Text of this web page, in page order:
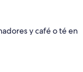
y café o té en
de agua